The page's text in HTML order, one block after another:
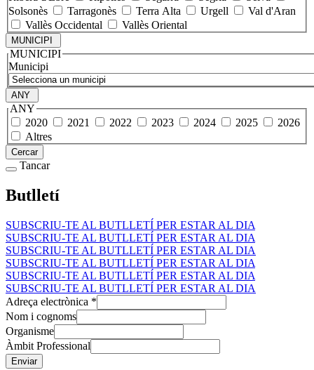
Solsonès
Tarragonès Terra Alta Urgell
Val d'Aran
Vallès Occidental
Vallès Oriental
MUNICIPI
MUNICIPI
Municipi
ANY
ANY
2020
2021 2022 2023 2024 2025
2026
Altres
Cercar
Tancar
Butlletí
SUBSCRIU-TE AL BUTLLETÍ PER ESTAR AL DIA
SUBSCRIU-TE AL BUTLLETÍ PER ESTAR AL DIA
SUBSCRIU-TE AL BUTLLETÍ PER ESTAR AL DIA
SUBSCRIU-TE AL BUTLLETÍ PER ESTAR AL DIA
SUBSCRIU-TE AL BUTLLETÍ PER ESTAR AL DIA
SUBSCRIU-TE AL BUTLLETÍ PER ESTAR AL DIA
Adreça electrònica *
Nom i cognoms
Organisme
Àmbit Professional